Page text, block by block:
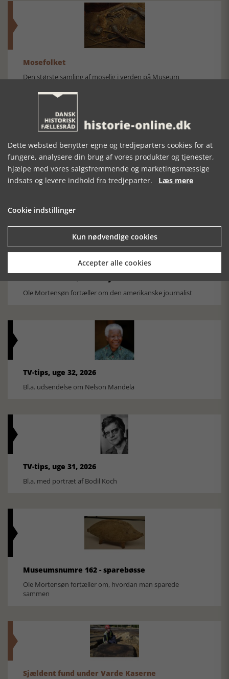
Mosefolket
Den største samling af moselig i verden på Museum
Historisk festival i Faaborg
Ole Mortensøn fortæller om den amerikanske journalist
TV-tips, uge 32, 2026
Bl.a. udsendelse om Nelson Mandela
TV-tips, uge 31, 2026
Bl.a. med portræt af Bodil Koch
Museumsnumre 162 - sparebøsse
Ole Mortensøn fortæller om, hvordan man sparede
sammen
Sjældent fund under Varde Kaserne
Dette websted benytter egne og tredjeparters cookies for at
fungere, analysere din brug af vores produkter og tjenester,
hjælpe med vores salgsfremmende og marketingsmæssige
indsats og levere indhold fra tredjeparter. Læs mere
Cookie indstillinger
Kun nødvendige cookies
Accepter alle cookies